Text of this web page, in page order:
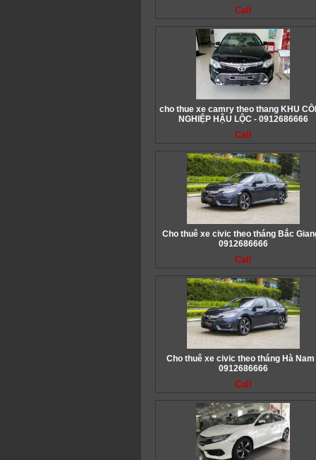
Call
cho thue xe camry theo thang KHU
NGHIỆP HẬU LỘC - 0912686666
Call
Cho thuê xe civic theo tháng Bắc
0912686666
Call
Cho thuê xe civic theo tháng Hà Nam
0912686666
Call